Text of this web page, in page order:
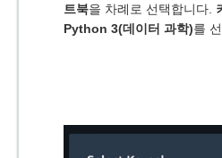
트북을 차례로 선택합니다.
Python 3(데이터 과학)를